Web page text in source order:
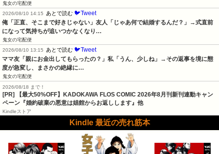
鬼女の宅配便
2026/08/10 14:15 あとで読む 🐦Tweet
俺「正直、そこまで好きじゃない」友人「じゃあ何で結婚するんだ？」→式直前
になって気持ちが追いつかなくなり…
鬼女の宅配便
2026/08/10 13:15 あとで読む 🐦Tweet
ママ友「親にお金出してもらったの？」私「うん、少しね」→その返事を境に態
度が急変し、まさかの絶縁に…
鬼女の宅配便
2026/08/18 まで！
[PR] 【最大50%OFF】KADOKAWA FLOS COMIC 2026年8月刊新刊連動キャン
ペーン『婚約破棄の悪意は娼館からお返しします』他
Kindleストア
Kindle 最近の売れ筋本